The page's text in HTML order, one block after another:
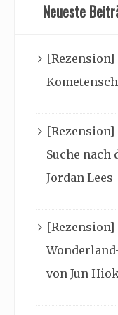
Neueste
[Rezension]
Suche nach
Jordan Lees
von Jun